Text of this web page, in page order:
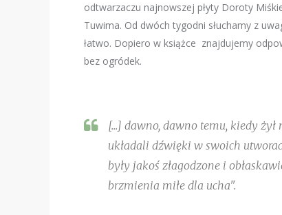
odtwarzaczu najnowszej płyty Doroty
Tuwima. Od dwóch tygodni słuchamy z
łatwo. Dopiero w książce znajdujemy
bez ogródek.
[...] dawno, dawno temu, kiedy
układali dźwięki w swoich
były jakoś złagodzone i
brzmienia miłe dla ucha".